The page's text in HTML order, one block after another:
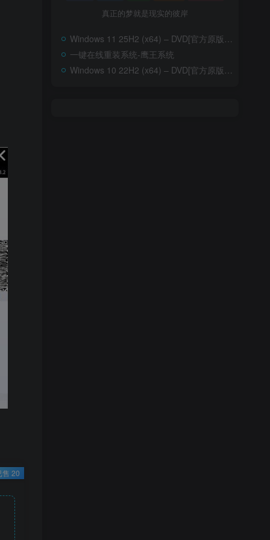
售 20
真正的梦就是现实的彼岸
Windows 11 25H2 (x64) – DVD[官方原版ISO]–含家庭版
一键在线重装系统-鹰王系统
Windows 10 22H2 (x64) – DVD[官方原版ISO]-含家庭版